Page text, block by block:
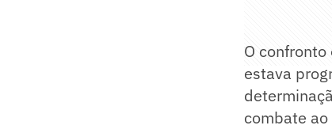
O
estava
combate